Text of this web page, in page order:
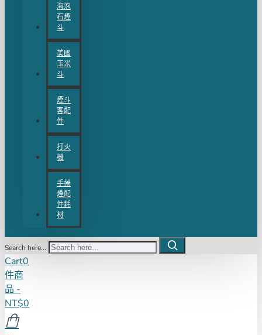
海泡
石煙
斗
美國
玉米
斗
煙斗
客配
件
打火
機
手捲
煙配
件耗
材
Search here...
Cart0
件商
品 -
NT$0